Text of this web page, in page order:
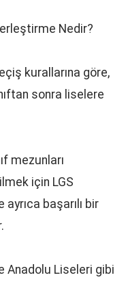
Nedir?
kurallarına göre,
sonra liselere
mezunları
için LGS
ayrıca başarılı bir
Anadolu Liseleri gibi